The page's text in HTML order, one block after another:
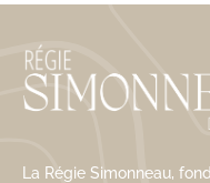
La Régie Simonneau,